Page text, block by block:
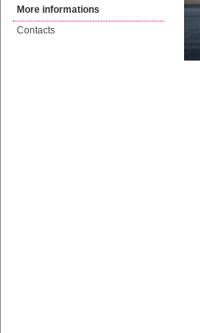
More informations
Contacts